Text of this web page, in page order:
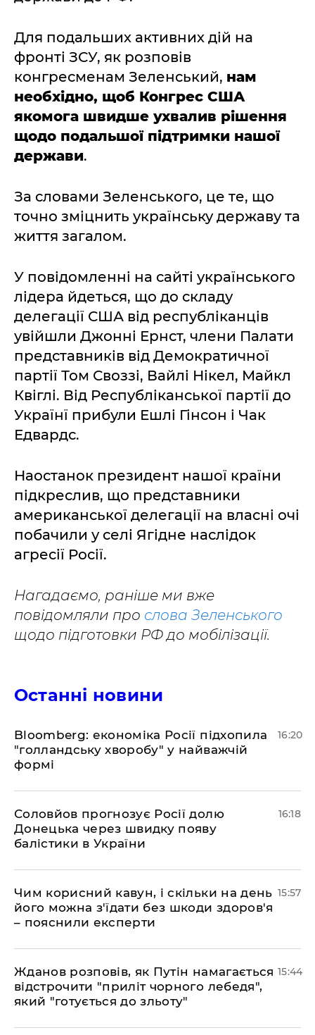
Для подальших активних дій на
фронті ЗСУ, як розповів
конгресменам Зеленський, нам
необхідно, щоб Конгрес США
якомога швидше ухвалив рішення
щодо подальшої підтримки нашої
держави.
За словами Зеленського, це те, що
точно зміцнить українську державу та
життя загалом.
У повідомленні на сайті українського
лідера йдеться, що до складу
делегації США від республіканців
увійшли Джонні Ернст, члени Палати
представників від Демократичної
партії Том Своззі, Вайлі Нікел, Майкл
Квіглі. Від Республіканської партії до
Українї прибули Ешлі Гінсон і Чак
Едвардс.
Наостанок президент нашої країни
підкреслив, що представники
американської делегації на власні очі
побачили у селі Ягідне наслідок
агресії Росії.
Нагадаємо, раніше ми вже
повідомляли про слова Зеленського
щодо підготовки РФ до мобілізації.
Останні новини
Bloomberg: економіка Росії підхопила
"голландську хворобу" у найважчій
формі
16:20
Соловйов прогнозує Росії долю
Донецька через швидку появу
балістики в України
16:18
Чим корисний кавун, і скільки на день
його можна з'їдати без шкоди здоров'я
– пояснили експерти
15:57
Жданов розповів, як Путін намагається
відстрочити "приліт чорного лебедя",
який "готується до зльоту"
15:44